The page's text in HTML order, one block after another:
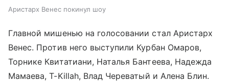
Аристарх Венес покинул шоу
Главной мишенью на голосовании стал Аристарх
Венес. Против него выступили Курбан Омаров,
Торнике Квитатиани, Наталья Бантеева, Надежда
Мамаева, T-Killah, Влад Череватый и Алена Блин.